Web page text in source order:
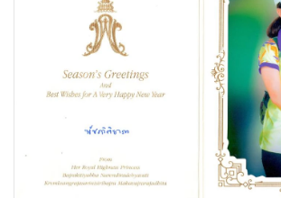
Good health & Well-being
Green Innovation & SD
MGR Live
Infographic